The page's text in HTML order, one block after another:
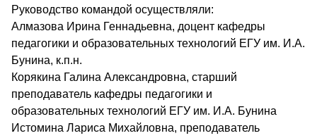
Руководство командой осуществляли:
Алмазова Ирина Геннадьевна, доцент кафедры
педагогики и образовательных технологий ЕГУ им. И.А.
Бунина, к.п.н.
Корякина Галина Александровна, старший
преподаватель кафедры педагогики и
образовательных технологий ЕГУ им. И.А. Бунина
Истомина Лариса Михайловна, преподаватель